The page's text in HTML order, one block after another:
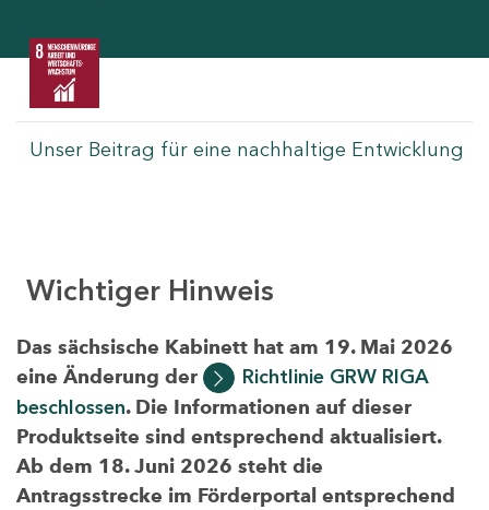
Unser Beitrag für eine nachhaltige Entwicklung
Wichtiger Hinweis
Das sächsische Kabinett hat am 19. Mai 2026
eine Änderung der
Richtlinie GRW RIGA
beschlossen. Die Informationen auf dieser
Produktseite sind entsprechend aktualisiert.
Ab dem 18. Juni 2026 steht die
Antragsstrecke im Förderportal entsprechend